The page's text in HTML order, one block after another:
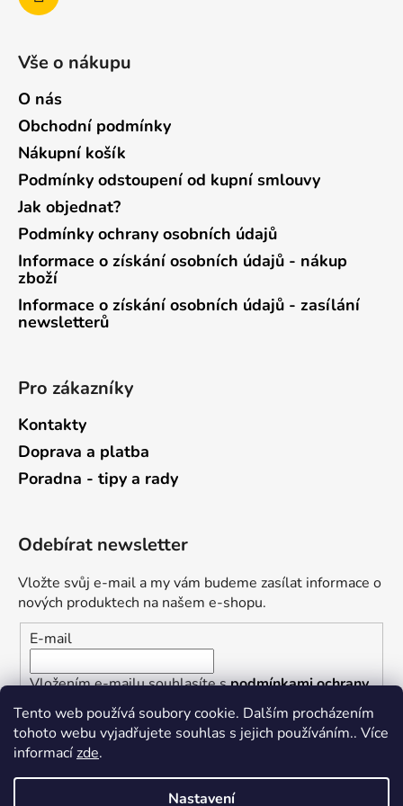
Tento web používá soubory cookie. Dalším procházením
tohoto webu vyjadřujete souhlas s jejich používáním.. Více
informacízde.
Nastavení
Vše o nákupu
O nás
Obchodní podmínky
Nákupní košík
Podmínky odstoupení od kupní smlouvy
Jak objednat?
Podmínky ochrany osobních údajů
Informace o získání osobních údajů - nákup
zboží
Informace o získání osobních údajů - zasílání
newsletterů
Pro zákazníky
Kontakty
Doprava a platba
Poradna - tipy a rady
Odebírat newsletter
Vložte svůj e-mail a my vám budeme zasílat informace o
nových produktech na našem e-shopu.
E-mail
Vložením e-mailu souhlasíte spodmínkami ochrany
osobních údajů
PŘIHLÁSIT SE